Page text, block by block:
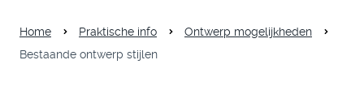
Home Praktische info
Ontwerp mogelijkheden
Bestaande ontwerp stijlen